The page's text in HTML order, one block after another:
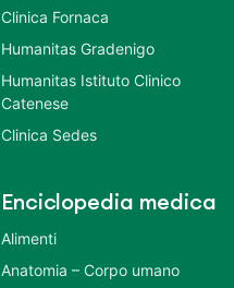
Clinica Fornaca
Humanitas Gradenigo
Humanitas Istituto Clinico
Catenese
Clinica Sedes
Enciclopedia medica
Alimenti
Anatomia – Corpo umano